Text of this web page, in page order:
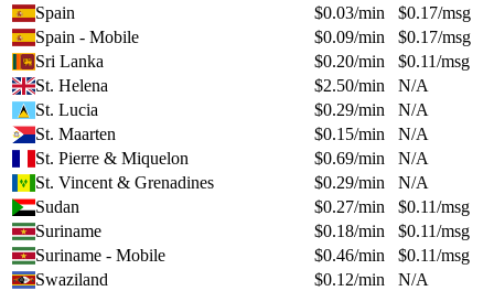
Spain
$0.03/min $0.17/msg
Spain - Mobile
$0.09/min $0.17/msg
Sri Lanka
$0.20/min $0.11/msg
St. Helena
$2.50/min
N/A
St. Lucia
$0.29/min
N/A
St. Maarten
$0.15/min
N/A
St. Pierre & Miquelon
$0.69/min
N/A
St. Vincent & Grenadines
$0.29/min
N/A
Sudan
$0.27/min $0.11/msg
Suriname
$0.18/min $0.11/msg
Suriname - Mobile
$0.46/min $0.11/msg
Swaziland
$0.12/min
N/A